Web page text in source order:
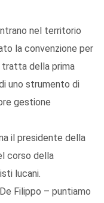
nel territorio
la convenzione per
della prima
uno strumento di
gestione
il presidente della
corso della
lucani.
Filippo – puntiamo